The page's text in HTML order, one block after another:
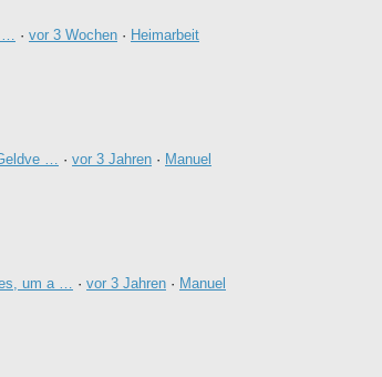
· vor 3 Wochen · Heimarbeit
… · vor 3 Jahren · Manuel
um a … · vor 3 Jahren · Manuel